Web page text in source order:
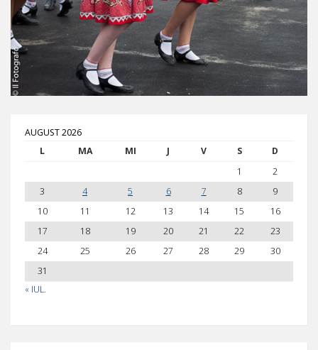
AUGUST 2026
L
MA MI J V S D
« IUL.
1
2
3
4 5 6 7 8
9
10
11 12 13 14 15
16
17
18 19 20 21 22
23
24
25 26 27 28 29
30
31